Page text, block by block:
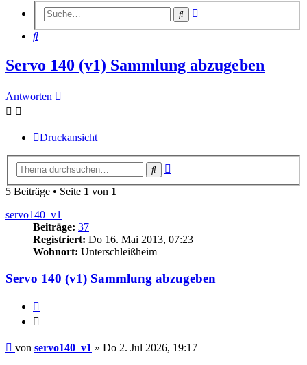
Suche
Suche
Servo 140 (v1) Sammlung abzugeben
Antworten
Druckansicht
Suche
5 Beiträge • Seite 1 von 1
servo140_v1
Beiträge: 37
Registriert: Do 16. Mai 2013, 07:23
Wohnort: Unterschleißheim
Servo 140 (v1) Sammlung abzugeben
Beitrag
von servo140_v1 » Do 2. Jul 2026, 19:17